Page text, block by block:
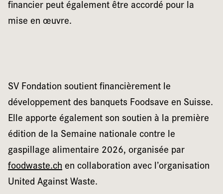
financier peut également être accordé pour la
mise en œuvre.
SV Fondation soutient financièrement le
développement des banquets Foodsave en Suisse.
Elle apporte également son soutien à la première
édition de la Semaine nationale contre le
gaspillage alimentaire 2026, organisée par
foodwaste.ch en collaboration avec l’organisation
United Against Waste.